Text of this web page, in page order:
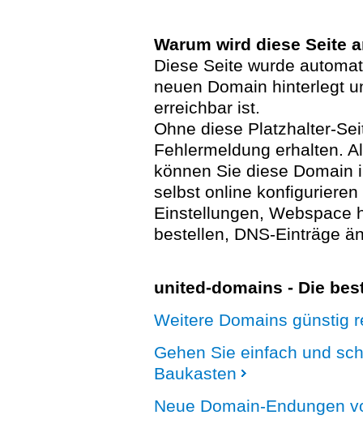
Warum wird diese Seite
Diese Seite wurde
neuen Domain hinterlegt
erreichbar ist.
Ohne diese Platzhalter-
Fehlermeldung erhalten.
können Sie diese Domain
selbst online
Einstellungen, Webspace
bestellen, DNS-Einträge
united-domains - Die
Weitere Domains günstig
Gehen Sie einfach und
Baukasten
Neue Domain-Endungen